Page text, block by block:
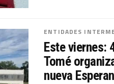
ENTIDADES
Este viernes:
Tomé
nueva